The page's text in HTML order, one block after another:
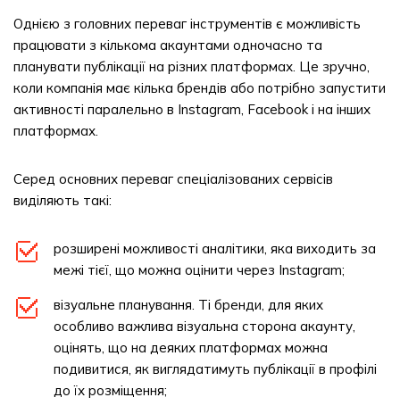
Однією з головних переваг інструментів є можливість
працювати з кількома акаунтами одночасно та
планувати публікації на різних платформах. Це зручно,
коли компанія має кілька брендів або потрібно запустити
активності паралельно в Instagram, Facebook і на інших
платформах.
Серед основних переваг спеціалізованих сервісів
виділяють такі:
розширені можливості аналітики, яка виходить за
межі тієї, що можна оцінити через Instagram;
візуальне планування. Ті бренди, для яких
особливо важлива візуальна сторона акаунту,
оцінять, що на деяких платформах можна
подивитися, як виглядатимуть публікації в профілі
до їх розміщення;